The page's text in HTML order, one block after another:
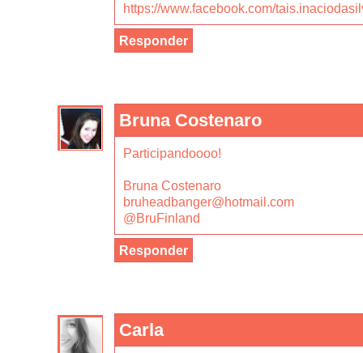
https://www.facebook.com/
Responder
Bruna Costenaro
Participandoooo!
Bruna Costenaro
bruheadbanger@hotmail.com
@BruFinland
Responder
Carla